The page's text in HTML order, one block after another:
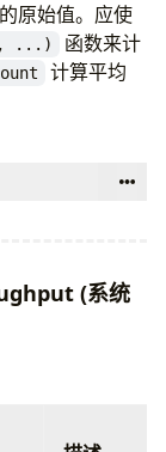
原始值。应使
...)
函数来计
计算平均
(系统